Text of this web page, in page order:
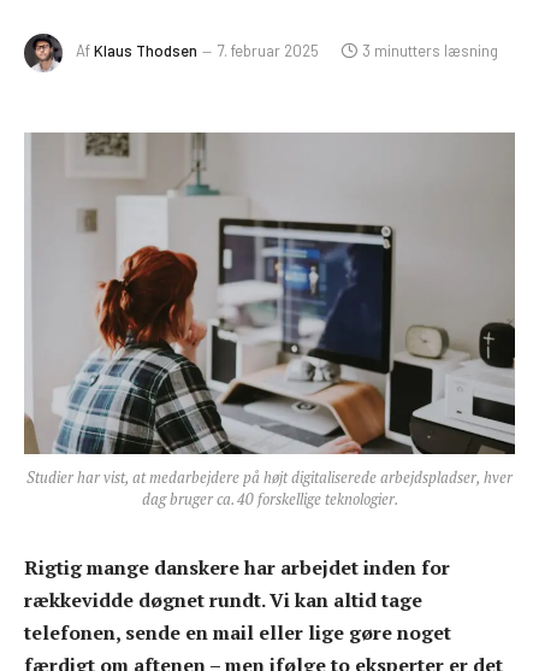
AfKlaus Thodsen 7. februar 2025 3 minutters læsning
Studier har vist, at medarbejdere på højt digitaliserede arbejdspladser, hver
dag bruger ca. 40 forskellige teknologier.
Rigtig mange danskere har arbejdet inden for
rækkevidde døgnet rundt. Vi kan altid tage
telefonen, sende en mail eller lige gøre noget
færdigt om aftenen – men ifølge to eksperter er det